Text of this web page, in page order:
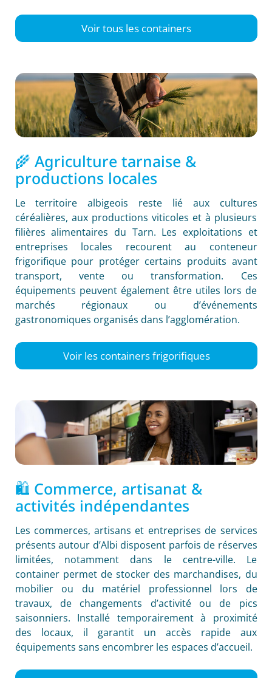
Voir tous les containers
🌾 Agriculture tarnaise &
productions locales
Le territoire albigeois reste lié aux cultures
céréalières, aux productions viticoles et à plusieurs
filières alimentaires du Tarn. Les exploitations et
entreprises locales recourent au conteneur
frigorifique pour protéger certains produits avant
transport, vente ou transformation. Ces
équipements peuvent également être utiles lors de
marchés régionaux ou d’événements
gastronomiques organisés dans l’agglomération.
Voir les containers frigorifiques
🛍️ Commerce, artisanat &
activités indépendantes
Les commerces, artisans et entreprises de services
présents autour d’Albi disposent parfois de réserves
limitées, notamment dans le centre-ville. Le
container permet de stocker des marchandises, du
mobilier ou du matériel professionnel lors de
travaux, de changements d’activité ou de pics
saisonniers. Installé temporairement à proximité
des locaux, il garantit un accès rapide aux
équipements sans encombrer les espaces d’accueil.